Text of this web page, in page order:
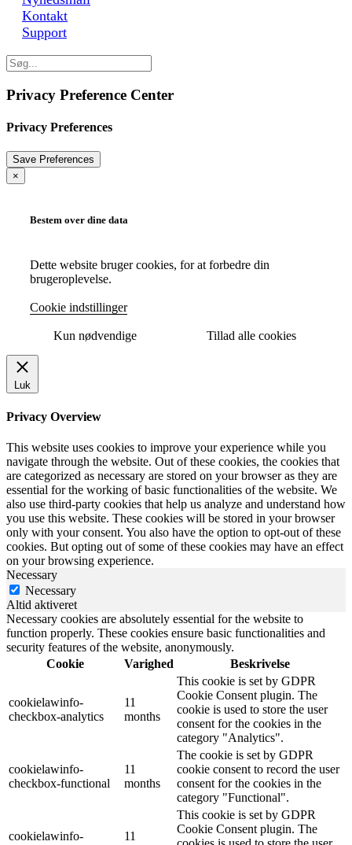
Kontakt
Support
Privacy Preference Center
Privacy Preferences
×
Bestem over dine data
Dette website bruger cookies, for at forbedre din
brugeroplevelse.
Cookie indstillinger
Kun nødvendige Tillad alle cookies
Luk
Privacy Overview
This website uses cookies to improve your experience while you
navigate through the website. Out of these cookies, the cookies that
are categorized as necessary are stored on your browser as they are
essential for the working of basic functionalities of the website. We
also use third-party cookies that help us analyze and understand how
you use this website. These cookies will be stored in your browser
only with your consent. You also have the option to opt-out of these
cookies. But opting out of some of these cookies may have an effect
on your browsing experience.
Necessary
Necessary
Altid aktiveret
Necessary cookies are absolutely essential for the website to
function properly. These cookies ensure basic functionalities and
security features of the website, anonymously.
Cookie
Varighed Beskrivelse
cookielawinfo-
checkbox-analytics
11
months
This cookie is set by GDPR
Cookie Consent plugin. The
cookie is used to store the user
consent for the cookies in the
category "Analytics".
cookielawinfo-
checkbox-functional
11
months
The cookie is set by GDPR
cookie consent to record the user
consent for the cookies in the
category "Functional".
cookielawinfo-
11
This cookie is set by GDPR
Cookie Consent plugin. The